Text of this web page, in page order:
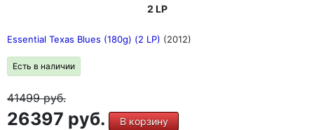
2 LP
Essential Texas Blues (180g) (2 LP) (2012)
Есть в наличии
41499руб.
26397 руб. В корзину